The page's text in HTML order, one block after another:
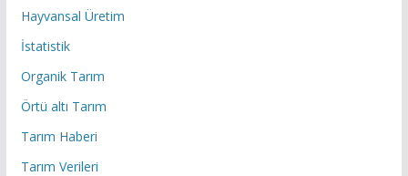
Hayvansal Üretim
İstatistik
Organik Tarım
Örtü altı Tarım
Tarım Haberi
Tarım Verileri